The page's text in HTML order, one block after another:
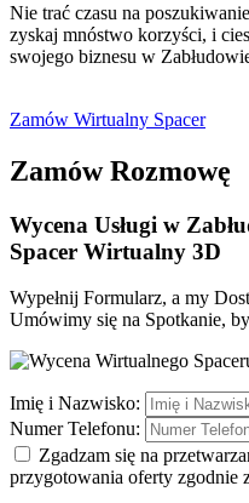
Nie trać czasu na
zyskaj mnóstwo korzyści, i
swojego biznesu w
Zamów Wirtualny Spacer
Zamów Rozmowę
Wycena Usługi w
​Spacer Wirtualny 3D
Wypełnij Formularz, a my
Umówimy się na Spotkanie,
Imię i Nazwisko:
Numer Telefonu:
Zgadzam się na
przygotowania oferty zgodnie